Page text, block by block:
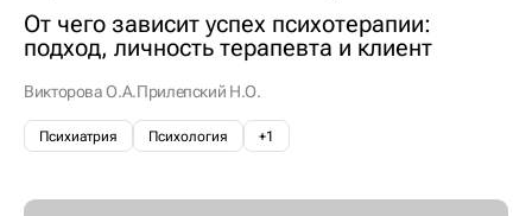
От чего зависит успех психотерапии:
подход, личность терапевта и клиент
Викторова О.А.Прилепский Н.О.
Психиатрия Психология +1